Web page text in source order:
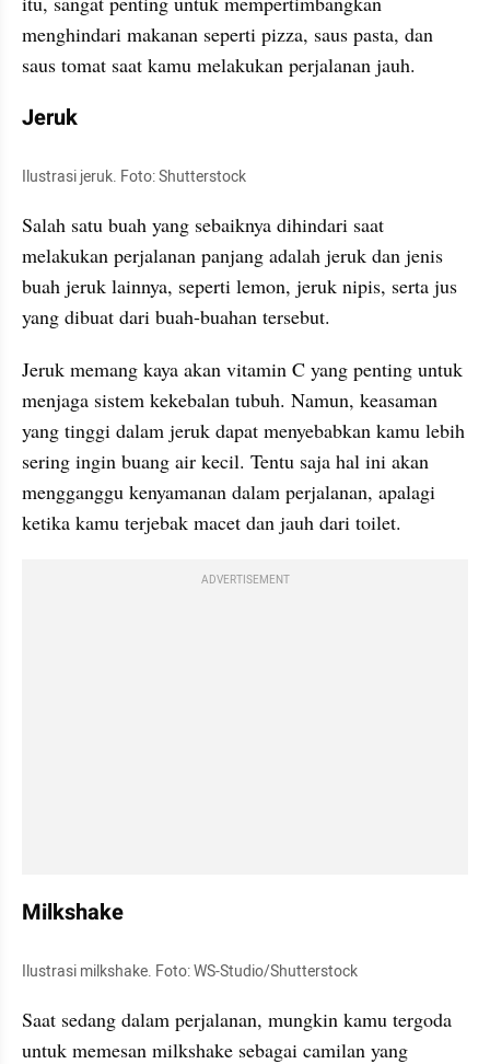
menghindari makanan seperti pizza, saus pasta, dan
saus tomat saat kamu melakukan perjalanan jauh.
Jeruk
Ilustrasi jeruk. Foto: Shutterstock
Salah satu buah yang sebaiknya dihindari saat
melakukan perjalanan panjang adalah jeruk dan jenis
buah jeruk lainnya, seperti lemon, jeruk nipis, serta jus
yang dibuat dari buah-buahan tersebut.
Jeruk memang kaya akan vitamin C yang penting untuk
menjaga sistem kekebalan tubuh. Namun, keasaman
yang tinggi dalam jeruk dapat menyebabkan kamu lebih
sering ingin buang air kecil. Tentu saja hal ini akan
mengganggu kenyamanan dalam perjalanan, apalagi
ketika kamu terjebak macet dan jauh dari toilet.
ADVERTISEMENT
Milkshake
Ilustrasi milkshake. Foto: WS-Studio/Shutterstock
Saat sedang dalam perjalanan, mungkin kamu tergoda
untuk memesan milkshake sebagai camilan yang